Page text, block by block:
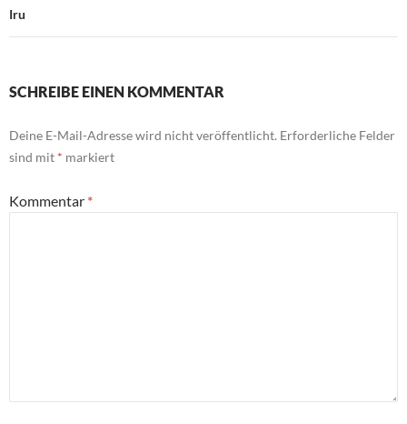
Iru
SCHREIBE EINEN KOMMENTAR
Deine E-Mail-Adresse wird nicht veröffentlicht. Erforderliche Felder
sind mit * markiert
Kommentar *